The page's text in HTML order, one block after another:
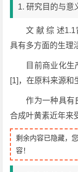
1. 研究目的与意
文 献 综 述1.1
具有多方面的生理
目前商业化生
[1]，在原料来源和
作为一种具有
合成叶黄素近年来
剩余内容已隐藏，
容！